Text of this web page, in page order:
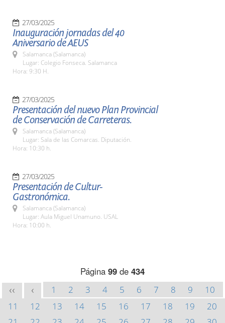
27/03/2025
Inauguración jornadas del 40
Aniversario de AEUS
Salamanca (Salamanca)
Lugar: Colegio Fonseca. Salamanca
Hora: 9:30 H.
27/03/2025
Presentación del nuevo Plan Provincial
de Conservación de Carreteras.
Salamanca (Salamanca)
Lugar: Sala de las Comarcas. Diputación.
Hora: 10:30 h.
27/03/2025
Presentación de Cultur-
Gastronómica.
Salamanca (Salamanca)
Lugar: Aula Miguel Unamuno. USAL
Hora: 10:00 h.
Página 99 de 434
<< < 1 2 3 4 5 6 7 8 9
10
11
12 13 14 15 16 17 18 19
20